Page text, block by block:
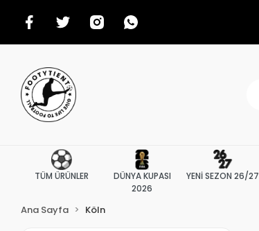
TÜM ÜRÜNLER
DÜNYA KUPASI
2026
YENİ SEZON 26/27
Ana Sayfa Köln